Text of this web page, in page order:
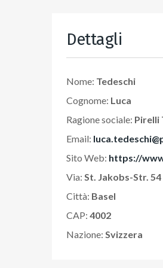
Dettagli
Nome: Tedeschi
Cognome: Luca
Ragione sociale: Pirelli
Email:
Sito Web: https://
Via: St. Jakobs-Str. 54
Città: Basel
CAP: 4002
Nazione: Svizzera